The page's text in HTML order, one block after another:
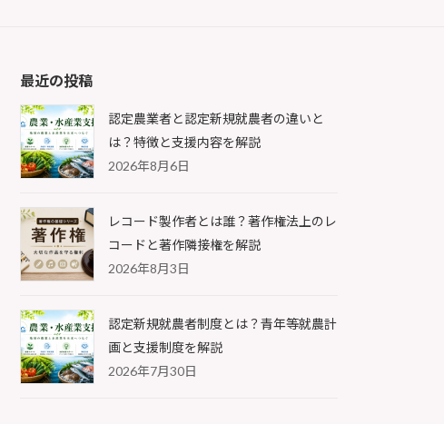
最近の投稿
認定農業者と認定新規就農者の違いと
は？特徴と支援内容を解説
2026年8月6日
レコード製作者とは誰？著作権法上のレ
コードと著作隣接権を解説
2026年8月3日
認定新規就農者制度とは？青年等就農計
画と支援制度を解説
2026年7月30日